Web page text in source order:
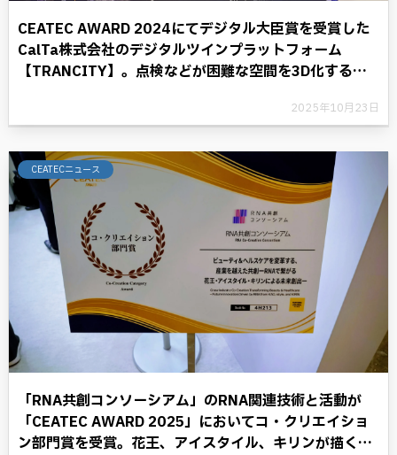
CEATEC AWARD 2024にてデジタル大臣賞を受賞した
CalTa株式会社のデジタルツインプラットフォーム
【TRANCITY】。点検などが困難な空間を3D化するこ
2025年10月23日
CEATECニュース
「RNA共創コンソーシアム」のRNA関連技術と活動が
「CEATEC AWARD 2025」においてコ・クリエイショ
ン部門賞を受賞。花王、アイスタイル、キリンが描く